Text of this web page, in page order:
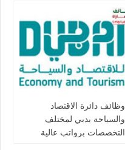
برواتب تصل 10,000 درهم
وظائف دائرة الاقتصاد
والسياحة بدبي لمختلف
التخصصات برواتب عالية